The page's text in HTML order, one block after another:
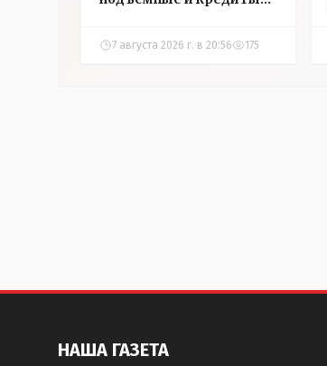
7 августа 2026 г. в 20:56 175
НАША ГАЗЕТА